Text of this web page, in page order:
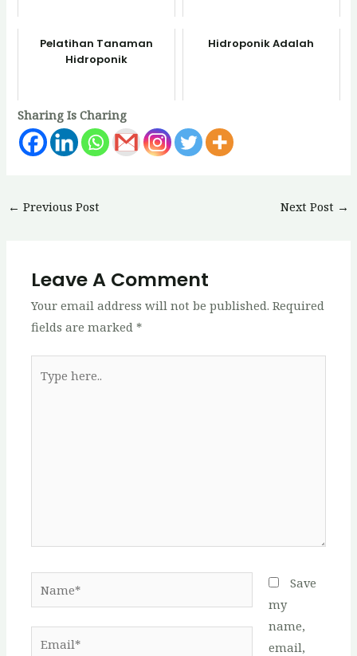
Pelatihan Tanaman
Hidroponik
Hidroponik Adalah
Sharing Is Charing
Post
← Previous Post Next Post →
Leave A Comment
Your email address will not be published. Required
fields are marked *
here..
Email*
Save
my
name,
email,